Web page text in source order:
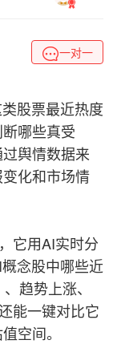
一对一
股票最近热度
哪些真受
舆情数据来
化和市场情
它用AI实时分
念股中哪些近
趋势上涨、
能一键对比它
空间。